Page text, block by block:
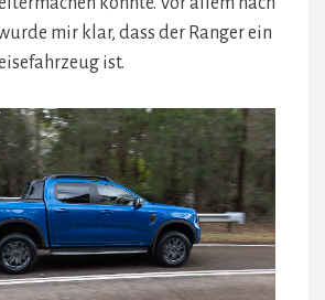
mir klar, dass der Ranger ein
ist.